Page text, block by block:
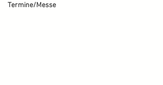
Termine/Messe